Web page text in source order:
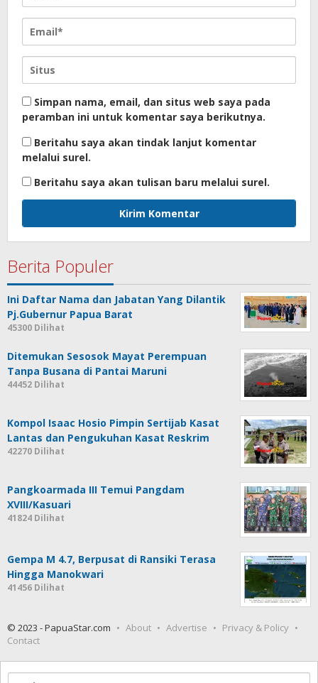
Simpan nama, email, dan situs web saya pada
peramban ini untuk komentar saya berikutnya.
Beritahu saya akan tindak lanjut komentar
melalui surel.
Beritahu saya akan tulisan baru melalui surel.
Berita Populer
Ini Daftar Nama dan Jabatan Yang Dilantik
Pj.Gubernur Papua Barat
45300 Dilihat
Ditemukan Sesosok Mayat Perempuan
Tanpa Busana di Pantai Maruni
44452 Dilihat
Kompol Isaac Hosio Pimpin Sertijab Kasat
Lantas dan Pengukuhan Kasat Reskrim
42270 Dilihat
Pangkoarmada III Temui Pangdam
XVIII/Kasuari
41824 Dilihat
Gempa M 4.7, Berpusat di Ransiki Terasa
Hingga Manokwari
41456 Dilihat
© 2023 - PapuaStar.com About Advertise
Privacy & Policy
Contact